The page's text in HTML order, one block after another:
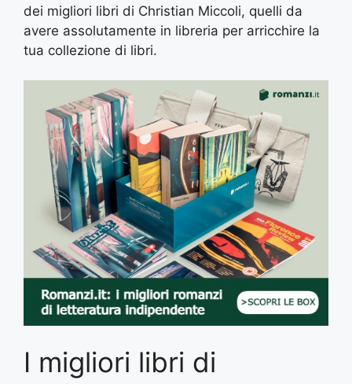
dei migliori libri di Christian Miccoli, quelli da
avere assolutamente in libreria per arricchire la
tua collezione di libri.
I migliori libri di